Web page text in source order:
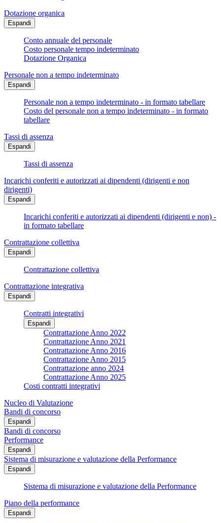
Dotazione organica
Espandi
Conto annuale del personale
Costo personale tempo indeterminato
Dotazione Organica
Personale non a tempo indeterminato
Espandi
Personale non a tempo indeterminato - in formato tabellare
Costo del personale non a tempo indeterminato - in formato
tabellare
Tassi di assenza
Espandi
Tassi di assenza
Incarichi conferiti e autorizzati ai dipendenti (dirigenti e non
dirigenti)
Espandi
Incarichi conferiti e autorizzati ai dipendenti (dirigenti e non) -
in formato tabellare
Contrattazione collettiva
Espandi
Contrattazione collettiva
Contrattazione integrativa
Espandi
Contratti integrativi
Espandi
Contrattazione Anno 2022
Contrattazione Anno 2021
Contrattazione Anno 2016
Contrattazione Anno 2015
Contrattazione anno 2024
Contrattazione Anno 2025
Costi contratti integrativi
Nucleo di Valutazione
Bandi di concorso
Espandi
Bandi di concorso
Performance
Espandi
Sistema di misurazione e valutazione della Performance
Espandi
Sistema di misurazione e valutazione della Performance
Piano della performance
Espandi